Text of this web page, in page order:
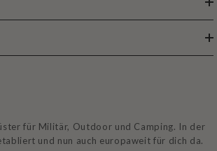
für Militär, Outdoor und Camping. In der
und nun auch europaweit für dich da.